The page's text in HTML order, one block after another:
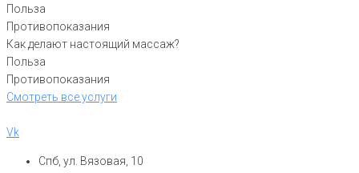
Польза
Противопоказания
Как делают настоящий массаж?
Польза
Противопоказания
Смотреть все услуги
Vk
Спб, ул. Вязовая, 10